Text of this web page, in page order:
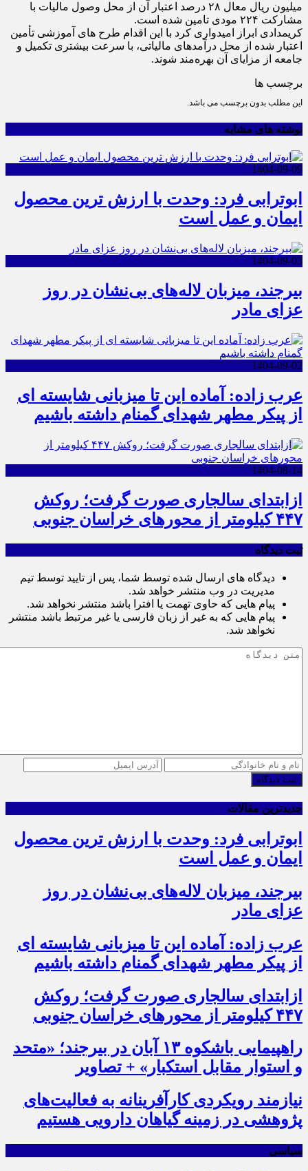
میلیون ریال معال ۲۸ درصد اعتبار آن از محل وصول مالیات با
مشارکت ۲۲۴ مودی تامین شده است.
کریمدادی ابراز امیدواری کرد با این اقدام طرح های آموزشی تأمین
اعتبار شده از محل درآمد‌های مالیاتی، با سرعت بیشتری تکمیل و
جامعه از مزایای آن بهره‌مند شوند.
برچسب ها
این مطلب بدون برچسب می باشد.
نوشته های مشابه
1404-09-09
ابوترابی فرد: وحدت با ارزش ترین محصول
ایمان و عمل است
1404-09-03
بیرجند، میزبان لاله‌های بی‌نشان در روز
عزای مادر
1404-09-02
عرب زاده: آماده این تا میزبانی شایسته ای
از پیکر مطهر شهدای گمنام داشته باشیم
1404-08-14
ازابتدای سالجاری صورت گرفت؛ روکش
۴۴۷ کیلومتر از محورهای خراسان جنوبی
ثبت دیدگاه
دیدگاه های ارسال شده توسط شما، پس از تایید توسط تیم
مدیریت در وب منتشر خواهد شد.
پیام هایی که حاوی تهمت یا افترا باشد منتشر نخواهد شد.
پیام هایی که به غیر از زبان فارسی یا غیر مرتبط باشد منتشر
نخواهد شد.
ثبت دیدگاه
جدیدترین مقالات
ابوترابی فرد: وحدت با ارزش ترین محصول
ایمان و عمل است
بیرجند، میزبان لاله‌های بی‌نشان در روز
عزای مادر
عرب زاده: آماده این تا میزبانی شایسته ای
از پیکر مطهر شهدای گمنام داشته باشیم
ازابتدای سالجاری صورت گرفت؛ روکش
۴۴۷ کیلومتر از محورهای خراسان جنوبی
راهپیمایی باشکوه ۱۳ آبان در بیرجند؛ «متحد
و استوار مقابل استکبار» + تصاویر
نیازمند رویکردی کارآفرینانه به فعالیت‌های
پژوهشی در زمینه گیاهان دارویی هستیم
سیاسی